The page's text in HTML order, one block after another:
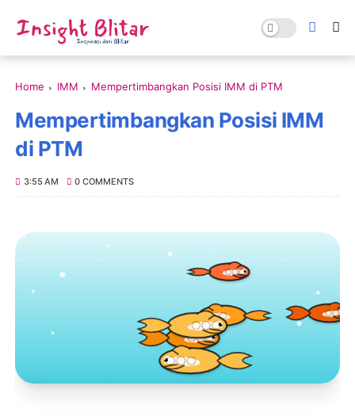
Home IMM Mempertimbangkan Posisi IMM di PTM
Mempertimbangkan Posisi IMM
di PTM
3:55 AM 0 COMMENTS
Toko Jurnal Rasa